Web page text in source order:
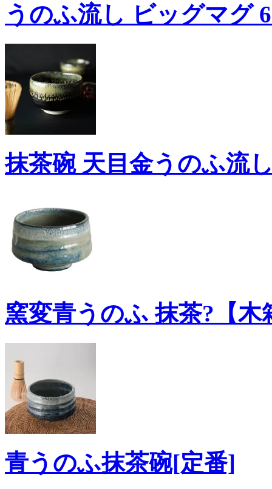
うのふ流し ビッグマグ
抹茶碗 天目金うのふ流
窯変青うのふ 抹茶?【
青うのふ抹茶碗[定番]